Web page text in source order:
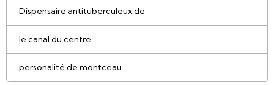
Dispensaire antituberculeux de
le canal du centre
personalité de montceau